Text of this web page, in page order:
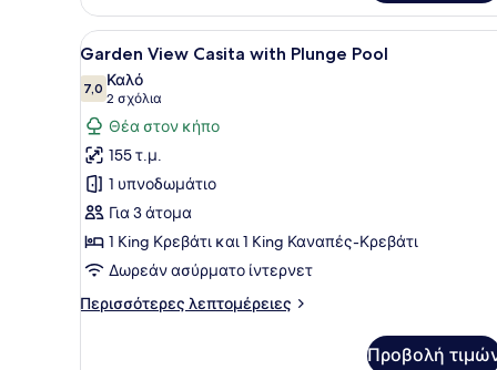
View
Casita
with
plunge
pool
Προβολή
όλων
των
φωτογραφιών
για
Garden
View
Casita
with
Plunge
Pool
Ένας χώρος πισίνας με
8
Garden View Casita with Plunge Pool
7,07,0 στα 10
Καλό
2 σχόλια
(2
σχόλια)
Θέα στον κήπο
155 τ.μ.
1 υπνοδωμάτιο
Για 3 άτομα
1 King Κρεβάτι και 1 King Καναπές-Κρεβάτι
Δωρεάν ασύρματο ίντερνετ
Περισσότερες λεπτομέρειες
Περισσότερες
Προβολή